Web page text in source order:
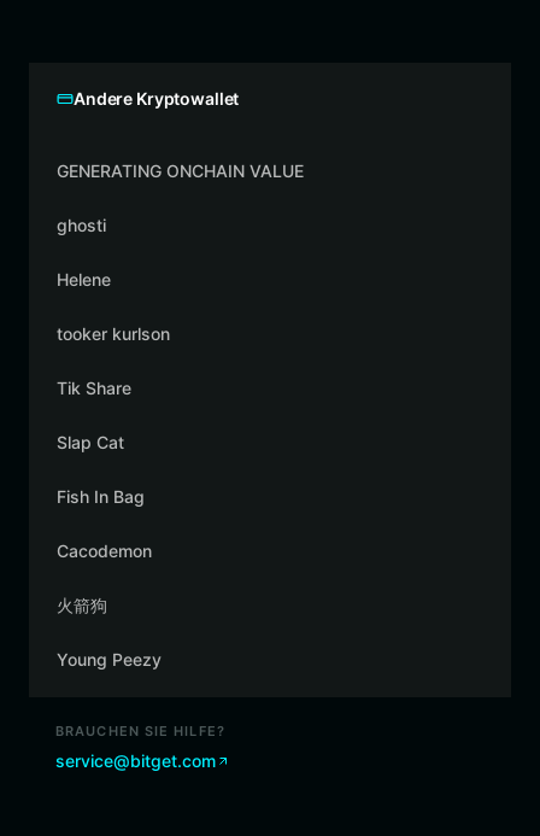
Andere Kryptowallet
GENERATING ONCHAIN VALUE
ghosti
Helene
tooker kurlson
Tik Share
Slap Cat
Fish In Bag
Cacodemon
火箭狗
Young Peezy
BRAUCHEN SIE HILFE?
service@bitget.com